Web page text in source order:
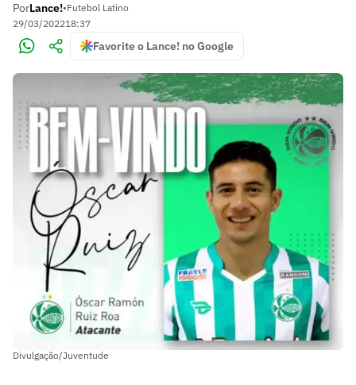
PorLance!•Futebol Latino
29/03/202218:37
Favorite o Lance! no Google
Divulgação/Juventude